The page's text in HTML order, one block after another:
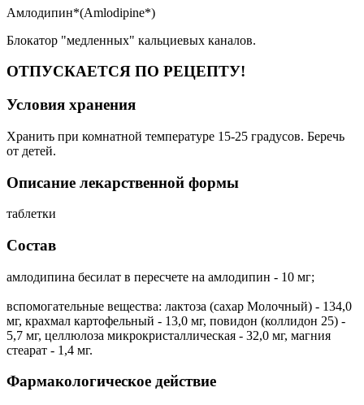
Амлодипин*(Amlodipine*)
Блокатор "медленных" кальциевых каналов.
ОТПУСКАЕТСЯ ПО РЕЦЕПТУ!
Условия хранения
Хранить при комнатной температуре 15-25 градусов. Беречь
от детей.
Описание лекарственной формы
таблетки
Состав
амлодипина бесилат в пересчете на амлодипин - 10 мг;
вспомогательные вещества: лактоза (сахар Молочный) - 134,0
мг, крахмал картофельный - 13,0 мг, повидон (коллидон 25) -
5,7 мг, целлюлоза микрокристаллическая - 32,0 мг, магния
стеарат - 1,4 мг.
Фармакологическое действие